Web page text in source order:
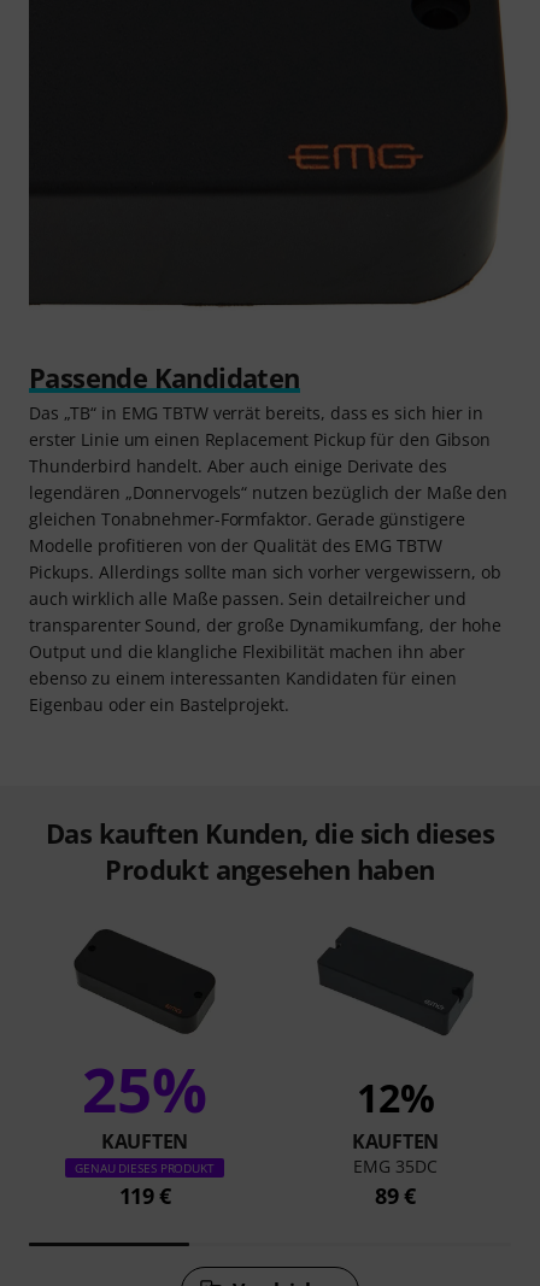
Passende Kandidaten
Das „TB“ in EMG TBTW verrät bereits, dass es sich hier in
erster Linie um einen Replacement Pickup für den Gibson
Thunderbird handelt. Aber auch einige Derivate des
legendären „Donnervogels“ nutzen bezüglich der Maße den
gleichen Tonabnehmer-Formfaktor. Gerade günstigere
Modelle profitieren von der Qualität des EMG TBTW
Pickups. Allerdings sollte man sich vorher vergewissern, ob
auch wirklich alle Maße passen. Sein detailreicher und
transparenter Sound, der große Dynamikumfang, der hohe
Output und die klangliche Flexibilität machen ihn aber
ebenso zu einem interessanten Kandidaten für einen
Eigenbau oder ein Bastelprojekt.
Das kauften Kunden, die sich dieses
Produkt angesehen haben
25%
KAUFTEN
GENAU DIESES PRODUKT
119 €
12%
KAUFTEN
EMG 35DC
89 €